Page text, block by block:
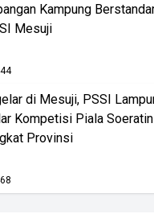
Kampung
Mesuji
di Mesuji, PSSI
Kompetisi Piala
Provinsi